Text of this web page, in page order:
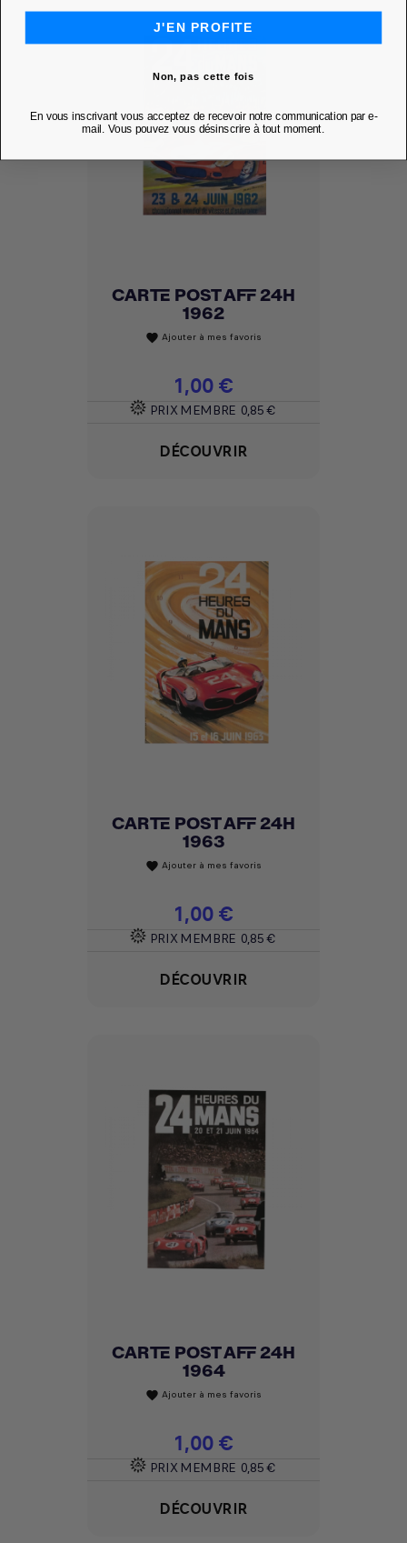
CARTE POST AFF 24H
1962
favorite Ajouter à mes favoris
Prix
1,00 €
PRIX MEMBRE 0,85 €
DÉCOUVRIR
CARTE POST AFF 24H
1963
favorite Ajouter à mes favoris
Prix
1,00 €
PRIX MEMBRE 0,85 €
DÉCOUVRIR
CARTE POST AFF 24H
1964
favorite Ajouter à mes favoris
Prix
1,00 €
PRIX MEMBRE 0,85 €
DÉCOUVRIR
J'EN PROFITE
Non, pas cette fois
En vous inscrivant vous acceptez de recevoir notre communication par e-
mail. Vous pouvez vous désinscrire à tout moment.